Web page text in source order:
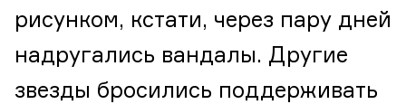
рисунком, кстати, через пару дней
надругались вандалы. Другие
звезды бросились поддерживать